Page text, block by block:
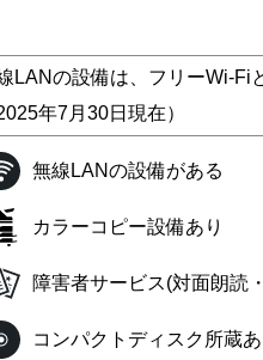
LANの設備は、フリーWi-Fi
2025年7月30日現在）
無線LANの設備がある
カラーコピー設備あり
障害者サービス(対面朗読
コンパクトディスク所蔵